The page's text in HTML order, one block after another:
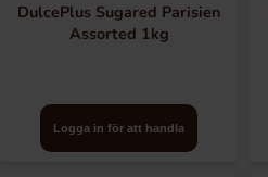
DulcePlus Sugared Parisien
Assorted 1kg
Logga in för att handla